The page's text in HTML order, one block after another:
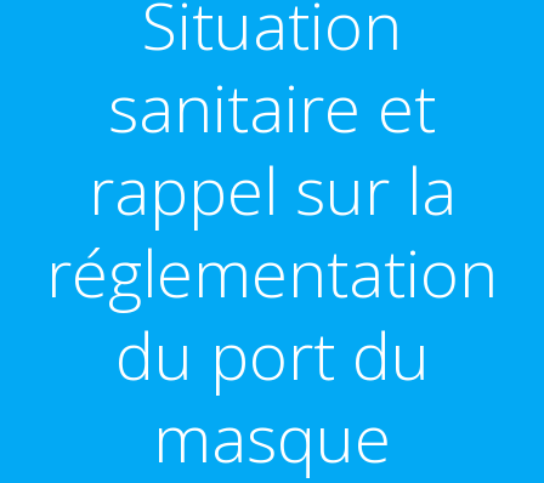
Situation
sanitaire et
rappel sur la
réglementation
du port du
masque